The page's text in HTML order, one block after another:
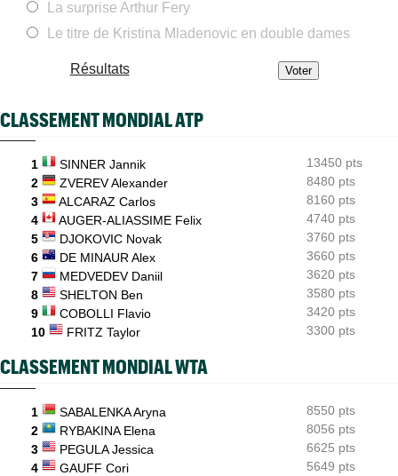
08:50
US Open
07:10
ATP - Cincinnati
Jannik Sinner gêné au genou... inquiétude avant Cincinnati
06/08
WTA - Toronto
Iga Swiatek poursuit son récital et atteint les huitièmes
La surprise Arthur Fery
Le titre de Kristina Mladenovic en double dames
Résultats
CLASSEMENT MONDIAL ATP
1 SINNER Jannik
13450 pts
2
ZVEREV Alexander
8480 pts
3
ALCARAZ Carlos
8160 pts
4
AUGER-ALIASSIME Felix
4740 pts
5
DJOKOVIC Novak
3760 pts
6
DE MINAUR Alex
3660 pts
7
MEDVEDEV Daniil
3620 pts
8
SHELTON Ben
3580 pts
9
COBOLLI Flavio
3420 pts
10
FRITZ Taylor 3300 pts
CLASSEMENT MONDIAL WTA
1 SABALENKA Aryna
8550 pts
2
RYBAKINA Elena
8056 pts
3
PEGULA Jessica
6625 pts
4
GAUFF Cori
5649 pts